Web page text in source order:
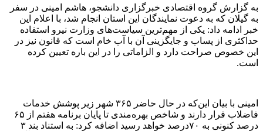
به گزارش گروه اقتصادی خبرگزاری دانشجو، هاشم امینی در سفر
به گیلان که به دعوت نمایندگان این استان انجام شد، با اعلام این
خبر ادامه داد: یکی از مهم‌ترین سیاست‌های وزارت نیرو استفاده
حداکثری از پساب و جایگزینی آن با آب خام است که قانون نیز در
این خصوص صراحت دارد و الزاماتی را در این باره تعیین کرده
است.
امینی با بیان این‌که در حال حاضر ۳۶۵ شهر زیر پوشش خدمات
فاضلاب قرار دارند و شاخص بهره‌مندی تا پایان برنامه هفتم از ۶۵
درصد کنونی به ۷۰درصد خواهد رسید اضافه کرد: به استناد بند ۳